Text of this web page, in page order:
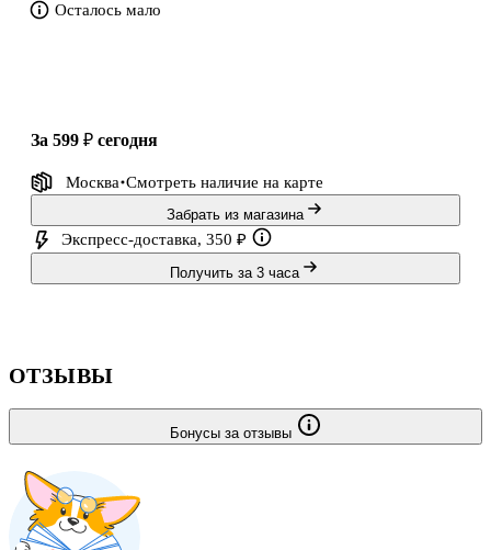
Осталось мало
за 599 ₽ сегодня
Москва Смотреть наличие на карте
Забрать из магазина
Экспресс-доставка, 350 ₽
Получить за 3 часа
ОТЗЫВЫ
Бонусы за отзывы